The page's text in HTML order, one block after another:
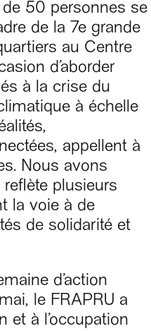
de 50 personnes se
de la 7e grande
au Centre
d’aborder
à la crise du
à échelle
appellent à
Nous avons
reflète plusieurs
la voie à de
de solidarité et
d’action
le FRAPRU a
et à l’occupation